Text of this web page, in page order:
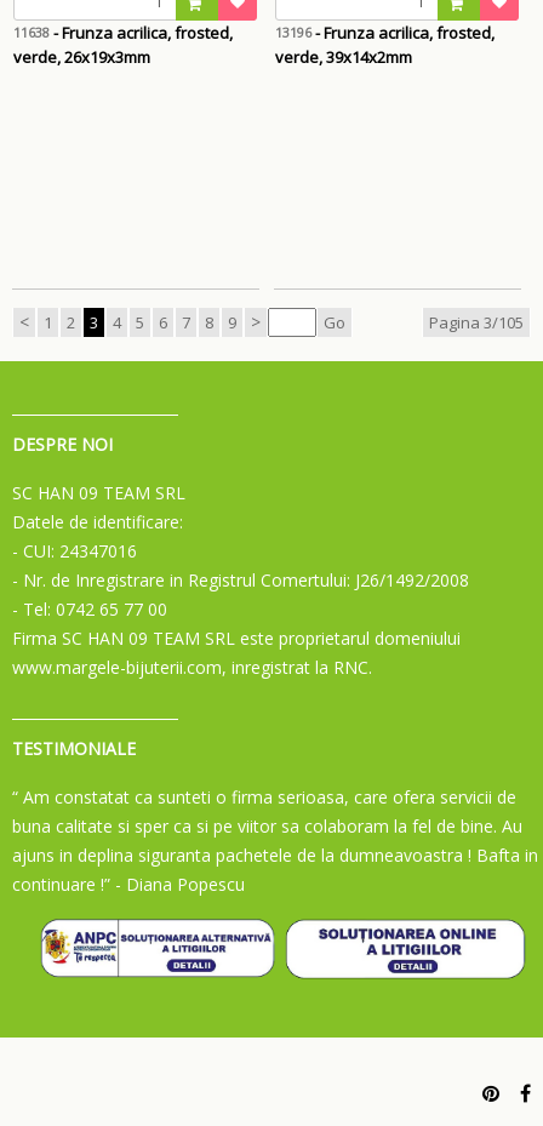
11638 - Frunza acrilica, frosted,
verde, 26x19x3mm
13196- Frunza acrilica, frosted,
verde, 39x14x2mm
< 1 2 3 4 5 6 7 8 9 > Go Pagina 3/105
DESPRE NOI
SC HAN 09 TEAM SRL
Datele de identificare:
- CUI: 24347016
- Nr. de Inregistrare in Registrul Comertului: J26/1492/2008
- Tel: 0742 65 77 00
Firma SC HAN 09 TEAM SRL este proprietarul domeniului
www.margele-bijuterii.com, inregistrat la RNC.
TESTIMONIALE
“ Am constatat ca sunteti o firma serioasa, care ofera servicii de
buna calitate si sper ca si pe viitor sa colaboram la fel de bine. Au
ajuns in deplina siguranta pachetele de la dumneavoastra ! Bafta in
continuare !” - Diana Popescu